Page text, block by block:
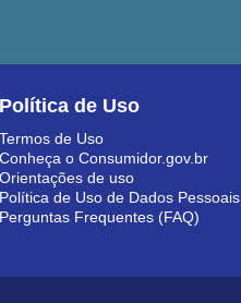
Política de Uso
Termos de Uso
Conheça o Consumidor.gov.br
Orientações de uso
Política de Uso de Dados Pessoais
Perguntas Frequentes (FAQ)